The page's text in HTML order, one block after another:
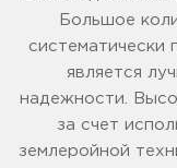
Большое
систематически
является
надежности.
за счет
землеройной